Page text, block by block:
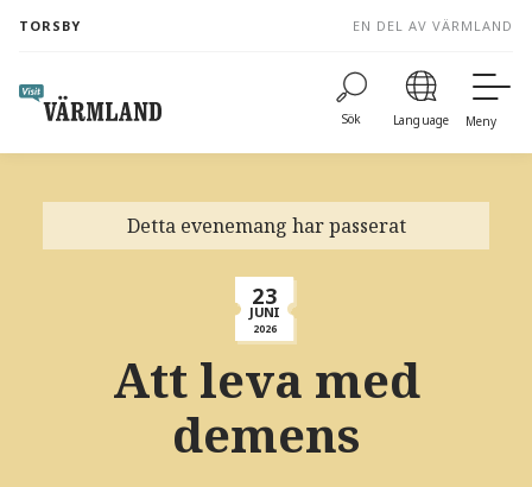
content
TORSBY EN DEL AV VÄRMLAND
Sök Language Meny
Detta evenemang har passerat
23
JUNI
2026
Att leva med
demens